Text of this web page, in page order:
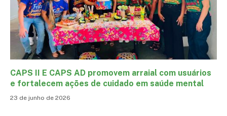
CAPS II E CAPS AD promovem arraial com usuários
e fortalecem ações de cuidado em saúde mental
23 de junho de 2026